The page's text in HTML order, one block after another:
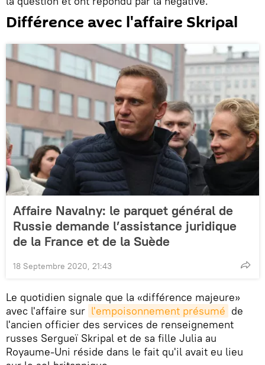
Différence avec l'affaire Skripal
Affaire Navalny: le parquet général de
Russie demande l’assistance juridique
de la France et de la Suède
18 Septembre 2020, 21:43
Le quotidien signale que la «différence majeure»
avec l'affaire sur l'empoisonnement présumé de
l'ancien officier des services de renseignement
russes Sergueï Skripal et de sa fille Julia au
Royaume-Uni réside dans le fait qu'il avait eu lieu